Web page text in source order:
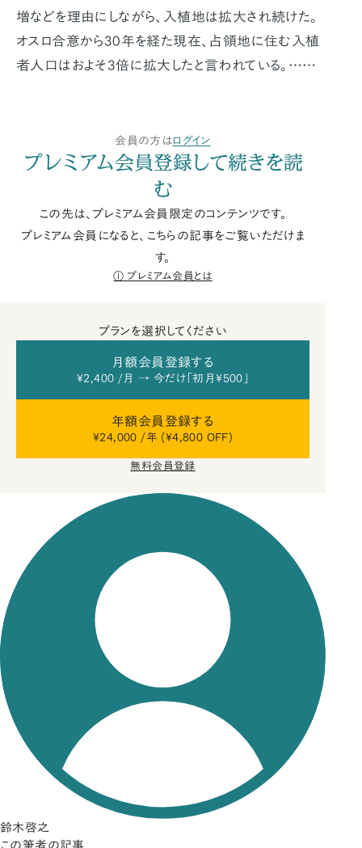
増などを理由にしながら、入植地は拡大され続けた。
オスロ合意から30年を経た現在、占領地に住む入植
者人口はおよそ3倍に拡大したと言われている。……
会員の方はログイン
プレミアム会員登録して続きを読
む
この先は、プレミアム会員限定のコンテンツです。
プレミアム会員になると、こちらの記事をご覧いただけま
す。
プレミアム会員とは
プランを選択してください
月額会員登録する
¥2,400 /月 → 今だけ「初月¥500」
年額会員登録する
¥24,000 /年 (¥4,800 OFF)
無料会員登録
鈴木啓之
この筆者の記事